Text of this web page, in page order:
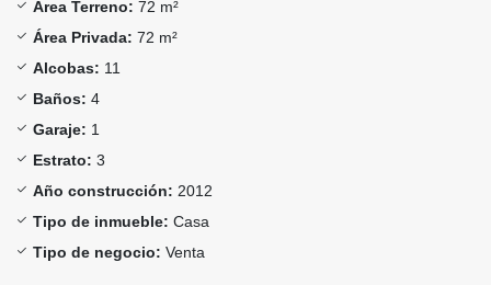
Área Terreno: 72 m²
Área Privada: 72 m²
Alcobas: 11
Baños: 4
Garaje: 1
Estrato: 3
Año construcción: 2012
Tipo de inmueble: Casa
Tipo de negocio: Venta